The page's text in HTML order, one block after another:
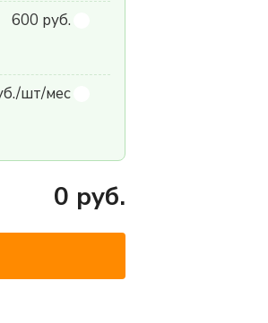
600 руб.
шт/мес
0 руб.